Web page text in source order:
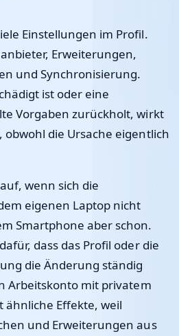
Einstellungen im Profil.
Erweiterungen,
und Synchronisierung.
ist oder eine
Vorgaben zurückholt, wirkt
obwohl die Ursache eigentlich
wenn sich die
eigenen Laptop nicht
Smartphone aber schon.
dass das Profil oder die
die Änderung ständig
Arbeitskonto mit privatem
ähnliche Effekte, weil
und Erweiterungen aus